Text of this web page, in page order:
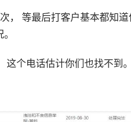
， 等最后打客户基本都知道
这个电话估计你们也找不到